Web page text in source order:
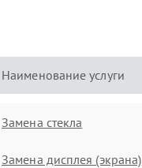
Наименование услуги
Замена стекла
Замена дисплея (экрана)